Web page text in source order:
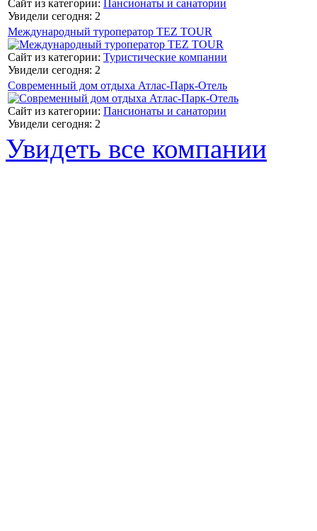
Сайт из категории: Пансионаты и санатории
Увидели сегодня: 2
Международный туроператор TEZ TOUR
Сайт из категории: Туристические компании
Увидели сегодня: 2
Современный дом отдыха Атлас-Парк-Отель
Сайт из категории: Пансионаты и санатории
Увидели сегодня: 2
Увидеть все компании